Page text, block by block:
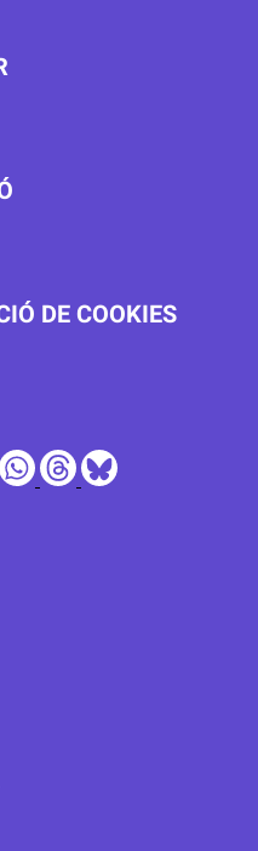
DE COOKIES